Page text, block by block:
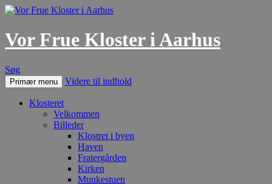
Vor Frue Kloster i Aarhus
Søg
Primær menu Videre til indhold
Klosteret
Velkommen
Billeder
Klostret i byen
Haven
Fratergården
Kirken
Munkestuen